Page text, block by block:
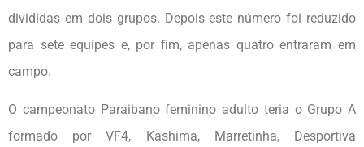
divididas em dois grupos. Depois este número foi reduzido
para sete equipes e, por fim, apenas quatro entraram em
campo.
O campeonato Paraibano feminino adulto teria o Grupo A
formado por VF4, Kashima, Marretinha, Desportiva